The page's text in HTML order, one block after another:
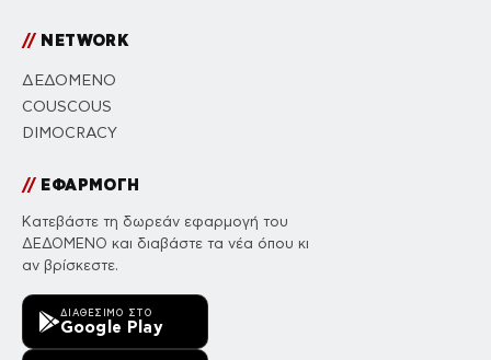
//NETWORK
ΔΕΔΟΜΕΝΟ
COUSCOUS
DIMOCRACY
//ΕΦΑΡΜΟΓΗ
Κατεβάστε τη δωρεάν εφαρμογή του
ΔΕΔΟΜΕΝΟ και διαβάστε τα νέα όπου κι
αν βρίσκεστε.
ΔΙΑΘΈΣΙΜΟ ΣΤΟ
Google Play